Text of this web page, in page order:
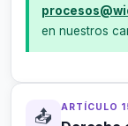
en nuestros
📤 ARTÍCULO